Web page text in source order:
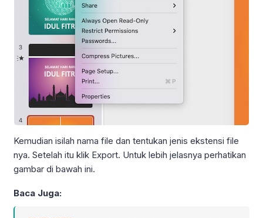
Kemudian isilah nama file dan tentukan jenis ekstensi file
nya. Setelah itu klik Export. Untuk lebih jelasnya perhatikan
gambar di bawah ini.
Baca Juga: